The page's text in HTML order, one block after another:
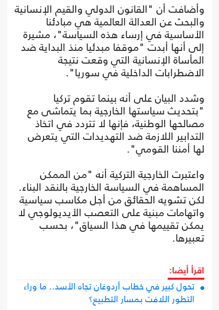
وأضافت أن "القانون الدولي والقيم الإنسانية
والبحث عن العدالة العالمية هي مبادئنا
الأساسية في إرساء هذه السياسة"، مشيرة
إلى أنها أبدت "موقفا مبدئيا منذ البداية ضد
المأساة الإنسانية التي وقعت نتيجة
الاضطرابات الداخلية في سوريا".
وشدد البيان على أنه بينما تقوم تركيا
"بتحديث سياستها الخارجية بما يتماشى مع
مصالحها الوطنية، فإنها لا تتردد في اتخاذ
التدابير اللازمة ضد التهديدات التي يتعرض
لها أمننا القومي".
واعتبرت الخارجية التركية أنه "من الممكن
المساهمة في السياسة الخارجية بالنقد البناء.
لكن تشويه الحقائق من أجل مكاسب سياسية
واتهامات مبنية على التعصب الأيديولوجي لا
يمكن تقييمها في هذا السياق"، بحسب
تعبيرها.
اقرأ أيضا:
تحول كبير في خطاب أردوغان تجاه الأسد.. ما وراء
التطور اللافت بمسار التطبيع؟